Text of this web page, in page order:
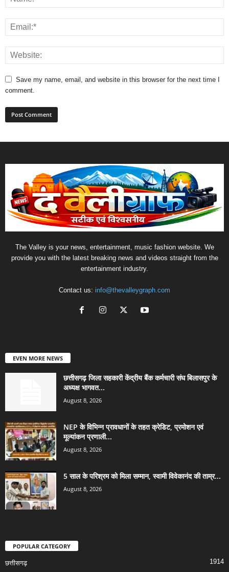
Save my name, email, and website in this browser for the next time I
comment.
The Valley is your news, entertainment, music fashion website. We
provide you with the latest breaking news and videos straight from the
entertainment industry.
Contact us: info@thevalleygraph.com
EVEN MORE NEWS
छत्तीसगढ़ जिला सहकारी केंद्रीय बैंक कर्मचारी संघ बिलासपुर के
अध्यक्ष भागवत...
August 8, 2026
NEP के विभिन्न प्रावधानों के तहत क्रेडिट, प्रमोशन एवं
मूल्यांकन प्रणाली...
August 8, 2026
5 साल के परिश्रम को मिला सम्मान, स्वामी विवेकानंद की ताम्र...
August 8, 2026
POPULAR CATEGORY
छत्तीसगढ़ 1914